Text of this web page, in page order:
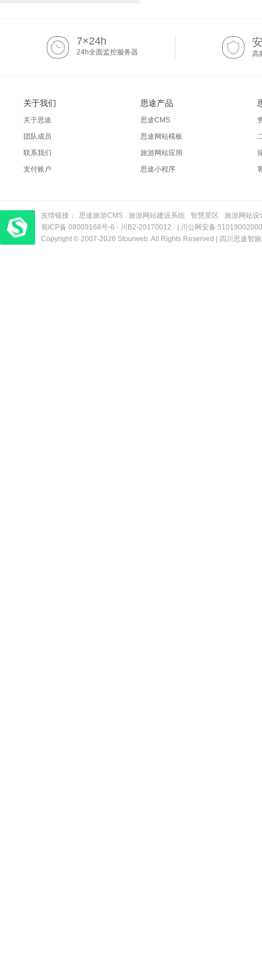
7×24h
24h全面监控服务器 高
关于我们
关于思途
团队成员
联系我们
支付账户
思途产品
思途CMS
思途网站模板
旅游网站应用
思途小程序
友情链接： 思途旅游CMS 旅游网站建设系统 智慧景区
旅游网站设
梦旅程酒店管理系统
​| 运营支持：创旅云营销​
蜀ICP备 08009168号-6 · 川B2-20170012 · |
川公网安备
Copyright © 2007-2026 Stourweb. All Rights Reserved | 四川思途智